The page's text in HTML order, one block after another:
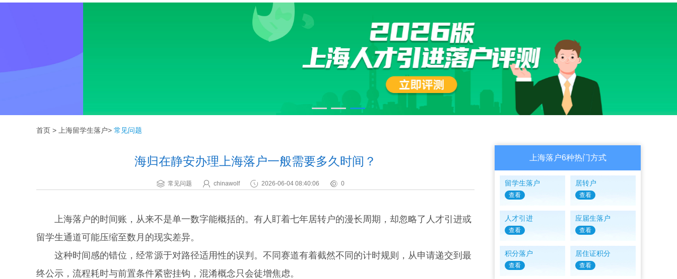
首页 > 上海留学生落户> 常见问题
海归在静安办理上海落户一般需要多久时间？
常见问题 chinawolf 2026-06-04 08:40:06 0
上海落户的时间账，从来不是单一数字能概括的。有人盯着七年居转户的漫长周期，却忽略了人才引进或
留学生通道可能压缩至数月的现实差异。
这种时间感的错位，经常源于对路径适用性的误判。不同赛道有着截然不同的计时规则，从申请递交到最
终公示，流程耗时与前置条件紧密挂钩，混淆概念只会徒增焦虑。
上海落户6种热门方式
留学生落户
查看
居转户
查看
人才引进
查看
应届生落户
查看
积分落户
查看
居住证积分
查看